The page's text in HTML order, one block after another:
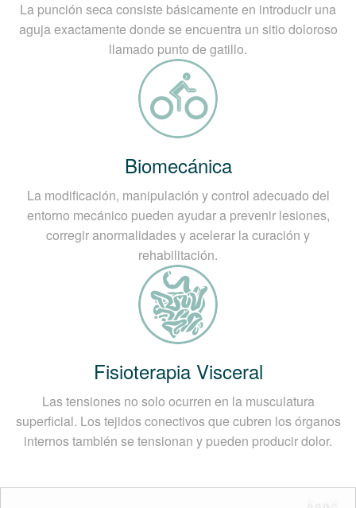
La punción seca consiste básicamente en introducir una
aguja exactamente donde se encuentra un sitio doloroso
llamado punto de gatillo.
Biomecánica
La modificación, manipulación y control adecuado del
entorno mecánico pueden ayudar a prevenir lesiones,
corregir anormalidades y acelerar la curación y
rehabilitación.
Fisioterapia Visceral
Las tensiones no solo ocurren en la musculatura
superficial. Los tejidos conectivos que cubren los órganos
internos también se tensionan y pueden producir dolor.